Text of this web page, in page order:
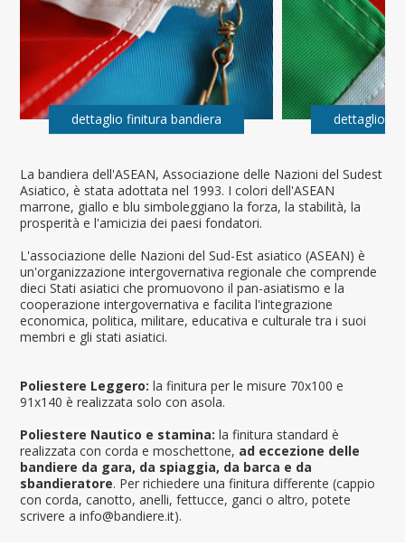
La bandiera dell'ASEAN, Associazione delle Nazioni del Sudest
Asiatico, è stata adottata nel 1993. I colori dell'ASEAN
marrone, giallo e blu simboleggiano la forza, la stabilità, la
prosperità e l'amicizia dei paesi fondatori.
L'associazione delle Nazioni del Sud-Est asiatico (ASEAN) è
un'organizzazione intergovernativa regionale che comprende
dieci Stati asiatici che promuovono il pan-asiatismo e la
cooperazione intergovernativa e facilita l'integrazione
economica, politica, militare, educativa e culturale tra i suoi
membri e gli stati asiatici.
Poliestere Leggero: la finitura per le misure 70x100 e
91x140 è realizzata solo con asola.
Poliestere Nautico e stamina: la finitura standard è
realizzata con corda e moschettone, ad eccezione delle
bandiere da gara, da spiaggia, da barca e da
sbandieratore. Per richiedere una finitura differente (cappio
con corda, canotto, anelli, fettucce, ganci o altro, potete
scrivere a info@bandiere.it).
dettaglio finitura bandiera dettaglio